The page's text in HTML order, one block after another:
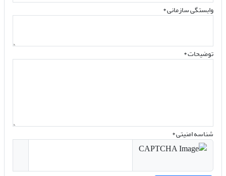
وابستگی سازمانی *
توضیحات *
شناسه امنیتی *